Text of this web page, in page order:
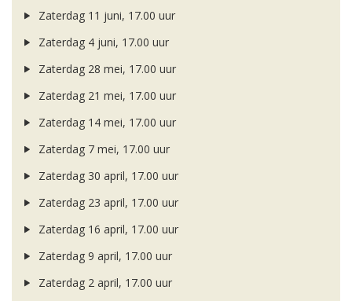
Zaterdag 11 juni, 17.00 uur
Zaterdag 4 juni, 17.00 uur
Zaterdag 28 mei, 17.00 uur
Zaterdag 21 mei, 17.00 uur
Zaterdag 14 mei, 17.00 uur
Zaterdag 7 mei, 17.00 uur
Zaterdag 30 april, 17.00 uur
Zaterdag 23 april, 17.00 uur
Zaterdag 16 april, 17.00 uur
Zaterdag 9 april, 17.00 uur
Zaterdag 2 april, 17.00 uur